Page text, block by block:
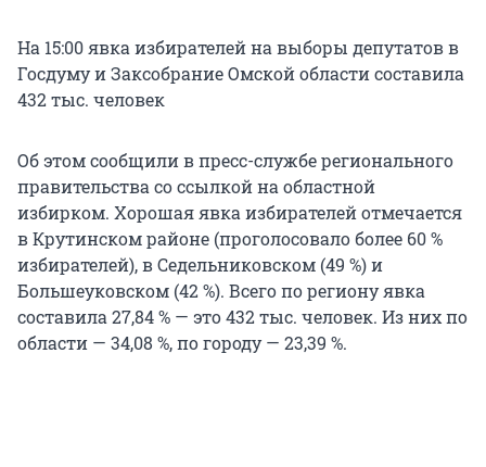
На 15:00 явка избирателей на выборы депутатов в
Госдуму и Заксобрание Омской области составила
432 тыс. человек
Об этом сообщили в пресс-службе регионального
правительства со ссылкой на областной
избирком. Хорошая явка избирателей отмечается
в Крутинском районе (проголосовало более 60 %
избирателей), в Седельниковском (49 %) и
Большеуковском (42 %). Всего по региону явка
составила 27,84 % — это 432 тыс. человек. Из них по
области — 34,08 %, по городу — 23,39 %.